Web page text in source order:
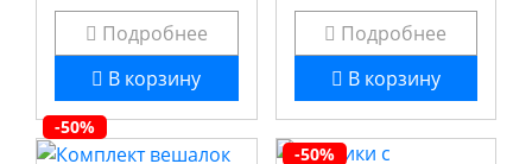
Подробнее
В корзину
Подробнее
В корзину
-50%
-50%